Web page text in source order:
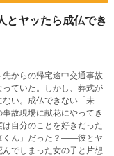
とヤッたら成仏でき
からの帰宅途中交通事故
ていた。しかし、葬式が
い。成仏できない「未
故現場に献花にやってき
自分のことを好きだった
くん」だった？――彼とヤ
でしまった女の子と片想